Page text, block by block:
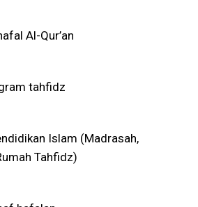
Al-Qur’an
tahfidz
Islam (Madrasah,
Tahfidz)